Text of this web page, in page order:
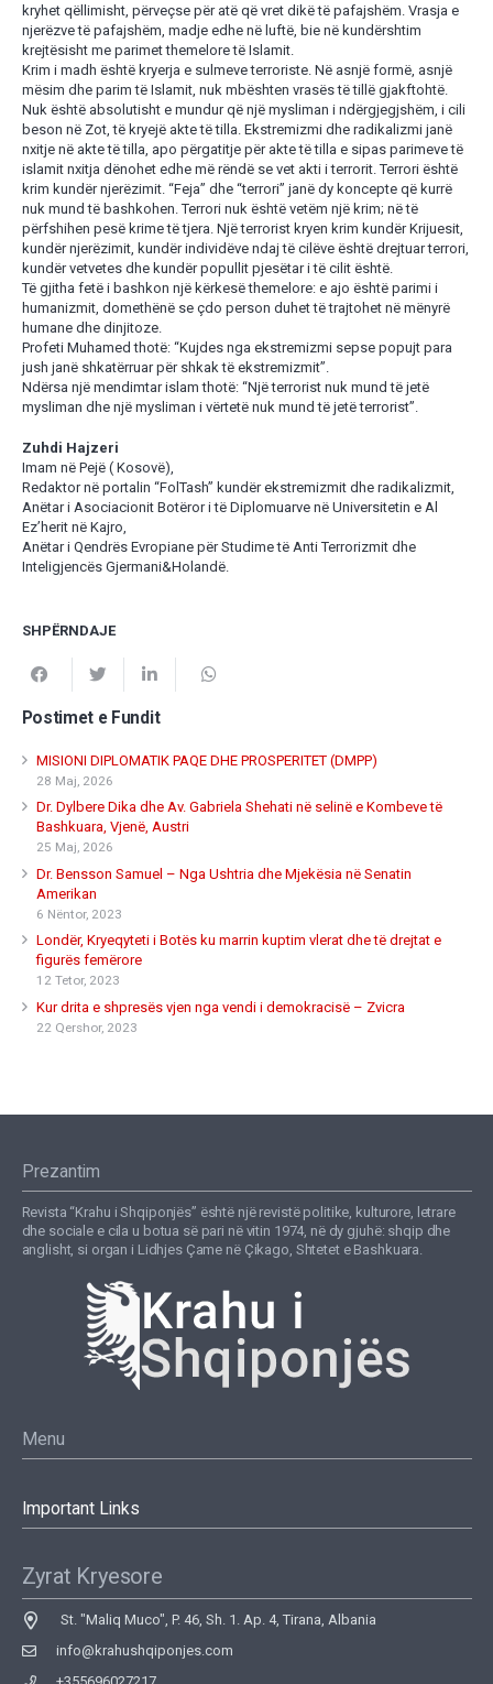
kryhet qëllimisht, përveçse për atë që vret dikë të pafajshëm. Vrasja e
njerëzve të pafajshëm, madje edhe në luftë, bie në kundërshtim
krejtësisht me parimet themelore të Islamit.
Krim i madh është kryerja e sulmeve terroriste. Në asnjë formë, asnjë
mësim dhe parim të Islamit, nuk mbështen vrasës të tillë gjakftohtë.
Nuk është absolutisht e mundur që një mysliman i ndërgjegjshëm, i cili
beson në Zot, të kryejë akte të tilla. Ekstremizmi dhe radikalizmi janë
nxitje në akte të tilla, apo përgatitje për akte të tilla e sipas parimeve të
islamit nxitja dënohet edhe më rëndë se vet akti i terrorit. Terrori është
krim kundër njerëzimit. “Feja” dhe “terrori” janë dy koncepte që kurrë
nuk mund të bashkohen. Terrori nuk është vetëm një krim; në të
përfshihen pesë krime të tjera. Një terrorist kryen krim kundër Krijuesit,
kundër njerëzimit, kundër individëve ndaj të cilëve është drejtuar terrori,
kundër vetvetes dhe kundër popullit pjesëtar i të cilit është.
Të gjitha fetë i bashkon një kërkesë themelore: e ajo është parimi i
humanizmit, domethënë se çdo person duhet të trajtohet në mënyrë
humane dhe dinjitoze.
Profeti Muhamed thotë: “Kujdes nga ekstremizmi sepse popujt para
jush janë shkatërruar për shkak të ekstremizmit”.
Ndërsa një mendimtar islam thotë: “Një terrorist nuk mund të jetë
mysliman dhe një mysliman i vërtetë nuk mund të jetë terrorist”.
Zuhdi Hajzeri
Imam në Pejë ( Kosovë),
Redaktor në portalin “FolTash” kundër ekstremizmit dhe radikalizmit,
Anëtar i Asociacionit Botëror i të Diplomuarve në Universitetin e Al
Ez’herit në Kajro,
Anëtar i Qendrës Evropiane për Studime të Anti Terrorizmit dhe
Inteligjencës Gjermani&Holandë.
SHPËRNDAJE
Postimet e Fundit
MISIONI DIPLOMATIK PAQE DHE PROSPERITET (DMPP)
28 Maj, 2026
Dr. Dylbere Dika dhe Av. Gabriela Shehati në selinë e Kombeve të
Bashkuara, Vjenë, Austri
25 Maj, 2026
Dr. Bensson Samuel – Nga Ushtria dhe Mjekësia në Senatin
Amerikan
6 Nëntor, 2023
Londër, Kryeqyteti i Botës ku marrin kuptim vlerat dhe të drejtat e
figurës femërore
12 Tetor, 2023
Kur drita e shpresës vjen nga vendi i demokracisë – Zvicra
22 Qershor, 2023
Prezantim
Revista “Krahu i Shqiponjës” është një revistë politike, kulturore, letrare
dhe sociale e cila u botua së pari në vitin 1974, në dy gjuhë: shqip dhe
anglisht, si organ i Lidhjes Çame në Çikago, Shtetet e Bashkuara.
Menu
Important Links
Zyrat Kryesore
St. "Maliq Muco", P. 46, Sh. 1. Ap. 4, Tirana, Albania
info@krahushqiponjes.com